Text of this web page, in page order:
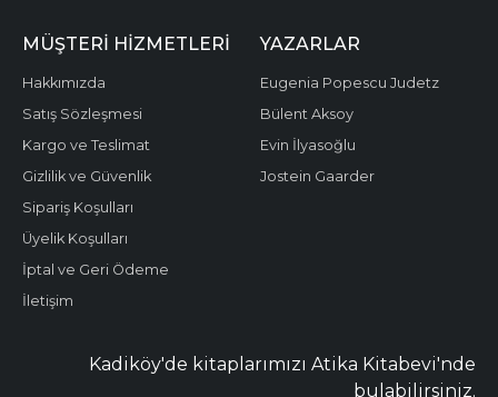
MÜŞTERI HIZMETLERI
Hakkımızda
Satış Sözleşmesi
Kargo ve Teslimat
Gizlilik ve Güvenlik
Sipariş Koşulları
Üyelik Koşulları
İptal ve Geri Ödeme
İletişim
YAZARLAR
Eugenia Popescu Judetz
Bülent Aksoy
Evin İlyasoğlu
Jostein Gaarder
Kadiköy'de kitaplarımızı Atika Kitabevi'nde
bulabilirsiniz.